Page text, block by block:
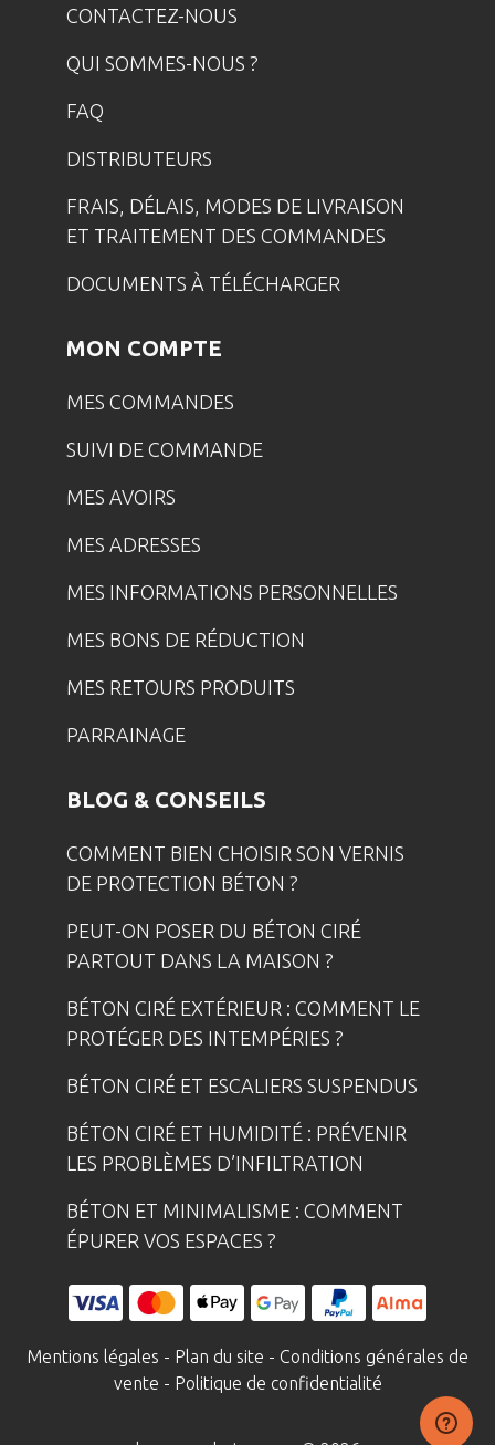
CONTACTEZ-NOUS
QUI SOMMES-NOUS ?
FAQ
DISTRIBUTEURS
FRAIS, DÉLAIS, MODES DE LIVRAISON
ET TRAITEMENT DES COMMANDES
DOCUMENTS À TÉLÉCHARGER
MON COMPTE
MES COMMANDES
SUIVI DE COMMANDE
MES AVOIRS
MES ADRESSES
MES INFORMATIONS PERSONNELLES
MES BONS DE RÉDUCTION
MES RETOURS PRODUITS
PARRAINAGE
BLOG & CONSEILS
COMMENT BIEN CHOISIR SON VERNIS
DE PROTECTION BÉTON ?
PEUT-ON POSER DU BÉTON CIRÉ
PARTOUT DANS LA MAISON ?
BÉTON CIRÉ EXTÉRIEUR : COMMENT LE
PROTÉGER DES INTEMPÉRIES ?
BÉTON CIRÉ ET ESCALIERS SUSPENDUS
BÉTON CIRÉ ET HUMIDITÉ : PRÉVENIR
LES PROBLÈMES D’INFILTRATION
BÉTON ET MINIMALISME : COMMENT
ÉPURER VOS ESPACES ?
Mentions légales - Plan du site - Conditions générales de
vente - Politique de confidentialité